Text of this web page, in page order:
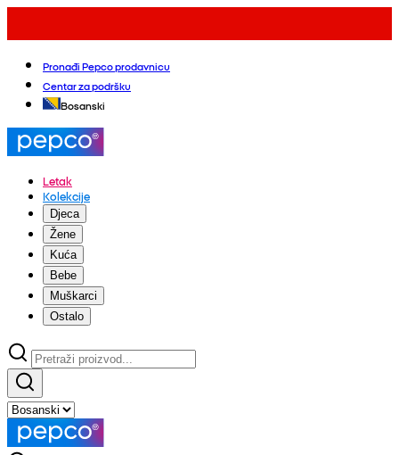
Pronađi Pepco prodavnicu
Centar za podršku
Bosanski
Letak
Kolekcije
Djeca
Žene
Kuća
Bebe
Muškarci
Ostalo